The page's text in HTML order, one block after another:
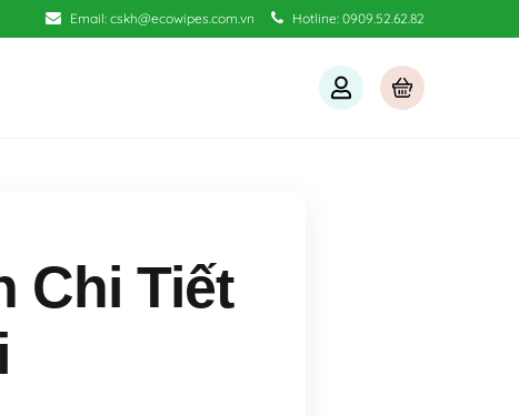
Email: cskh@ecowipes.com.vn Hotline: 0909.52.62.82
Chi Tiết